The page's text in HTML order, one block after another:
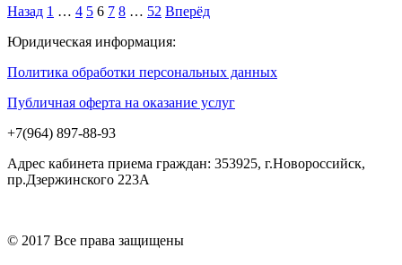
Назад 1 … 4 5 6 7 8 … 52 Вперёд
Юридическая информация:
Политика обработки персональных данных
Публичная оферта на оказание услуг
+7(964) 897-88-93
Адрес кабинета приема граждан: 353925, г.Новороссийск,
пр.Дзержинского 223А
© 2017 Все права защищены